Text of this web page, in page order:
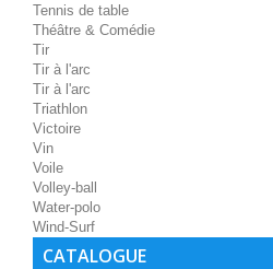
Tennis de table
Théâtre & Comédie
Tir
Tir à l'arc
Tir à l'arc
Triathlon
Victoire
Vin
Voile
Volley-ball
Water-polo
Wind-Surf
CATALOGUE